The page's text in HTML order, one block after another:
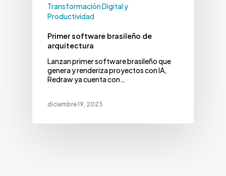
Transformación Digital y
Productividad
Primer software brasileño de
arquitectura
Lanzan primer software brasileño que
genera y renderiza proyectos con IA,
Redraw ya cuenta con…
diciembre 19, 2023